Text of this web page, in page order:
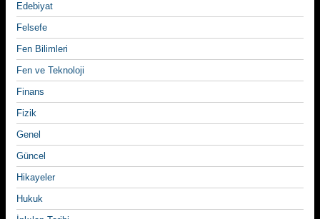
Edebiyat
Felsefe
Fen Bilimleri
Fen ve Teknoloji
Finans
Fizik
Genel
Güncel
Hikayeler
Hukuk